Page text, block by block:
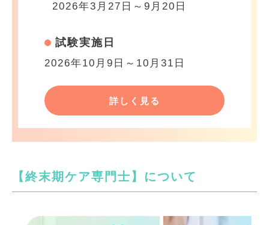
2026年3月27日～9月20日
試験実施日
2026年10月9日～10月31日
詳しく見る
【終末期ケア専門士】について